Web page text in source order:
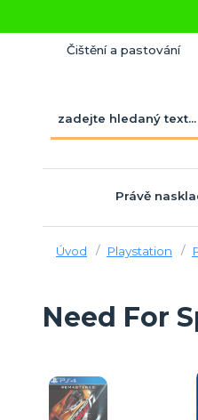
Čištění a pastování
Právě
Úvod Playstation
Need For